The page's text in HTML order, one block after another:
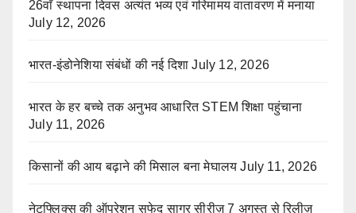
26वाँ स्थापना दिवस अत्यंत भव्य एवं गरिमामय वातावरण में मनाया
July 12, 2026
भारत-इंडोनेशिया संबंधों की नई दिशा July 12, 2026
भारत के हर बच्चे तक अनुभव आधारित STEM शिक्षा पहुंचाना
July 11, 2026
किसानों की आय बढ़ाने की मिसाल बना मेघालय July 11, 2026
नेटफ्लिक्स की ऑपरेशन सफेद सागर सीरीज़ 7 अगस्त से रिलीज़